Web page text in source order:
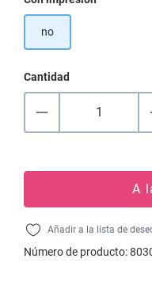
no
Cantidad
A
Añadir a la lista de
Número de producto: